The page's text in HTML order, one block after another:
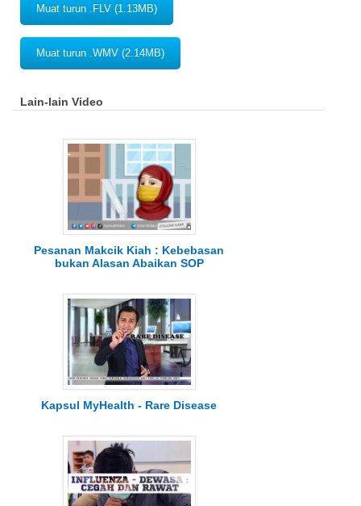
Muat turun .FLV (1.13MB)
Muat turun .WMV (2.14MB)
Lain-lain Video
Pesanan Makcik Kiah : Kebebasan
bukan Alasan Abaikan SOP
Kapsul MyHealth - Rare Disease